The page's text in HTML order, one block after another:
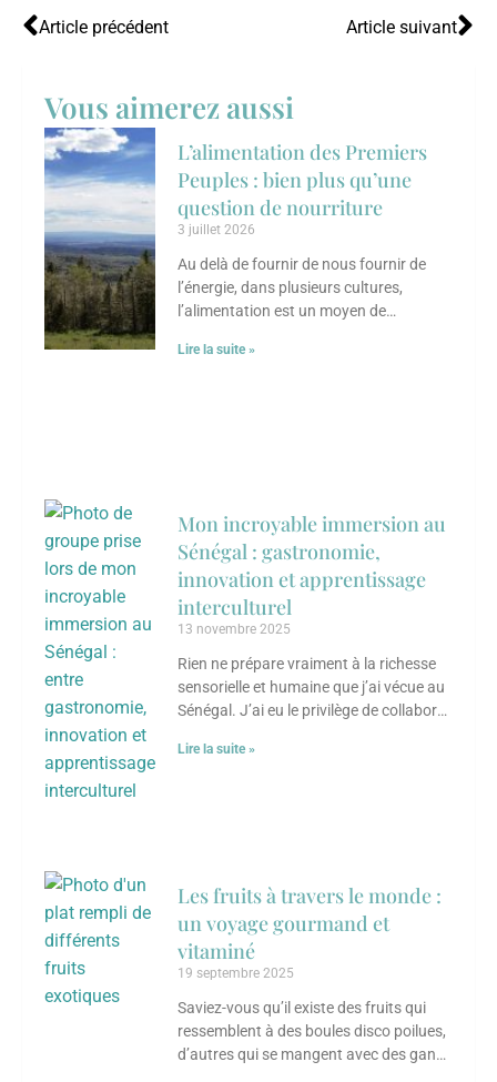
Article précédent Article suivant
Vous aimerez aussi
L’alimentation des Premiers
Peuples : bien plus qu’une
question de nourriture
3 juillet 2026
Au delà de fournir de nous fournir de
l’énergie, dans plusieurs cultures,
l’alimentation est un moyen de
liens sociaux
Lire la suite »
Mon incroyable immersion au
Sénégal : gastronomie,
innovation et apprentissage
interculturel
13 novembre 2025
Rien ne prépare vraiment à la richesse
sensorielle et humaine que j’ai vécue au
Sénégal. J’ai eu le privilège de collaborer
Lire la suite »
Les fruits à travers le monde :
un voyage gourmand et
vitaminé
19 septembre 2025
Saviez-vous qu’il existe des fruits qui
ressemblent à des boules disco poilues,
d’autres qui se mangent avec des gants,